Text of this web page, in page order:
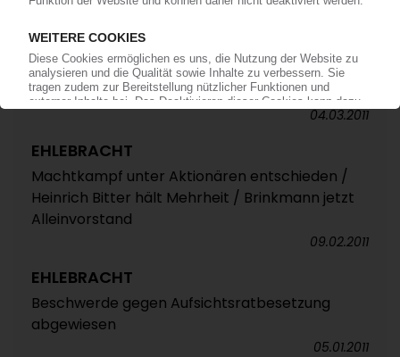
16.05.2011
EHLEBRACHT
Rekorde bei Umsatz und Gewinn / Guter Start in
2011
04.03.2011
EHLEBRACHT
Machtkampf unter Aktionären entschieden /
Heinrich Bitter hält Mehrheit / Brinkmann jetzt
Alleinvorstand
09.02.2011
EHLEBRACHT
Beschwerde gegen Aufsichtsratbesetzung
abgewiesen
05.01.2011